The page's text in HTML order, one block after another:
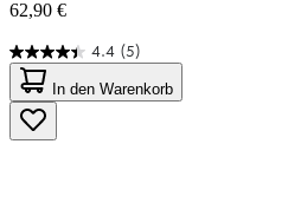
62,90 €
4.4 (5)
4.4
von
5
Sternen.
5
In den Warenkorb